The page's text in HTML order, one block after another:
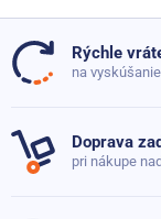
Materiál
Dĺžka
Veľkosť
4,00 €
4,90 €
3,10 €
Doteraz
Položiť dotaz
Rýchle
na
Doprava
pri nákupe